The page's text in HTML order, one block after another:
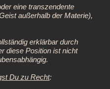
eine transzendente
außerhalb der Materie),
erklärbar durch
diese Position ist nicht
Du zu Recht: